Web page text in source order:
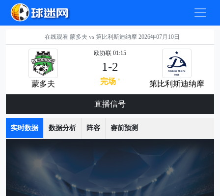
在线观看 蒙多夫 vs 第比利斯迪纳摩 2026年07月10日
蒙多夫
欧协联 01:15
1-2
完场 ' 第比利斯迪纳摩
直播信号
实时数据 数据分析 阵容 赛前预测